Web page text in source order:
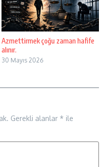
Azmettirmek çoğu zaman hafife
alınır.
30 Mayıs 2026
Gerekli alanlar * ile